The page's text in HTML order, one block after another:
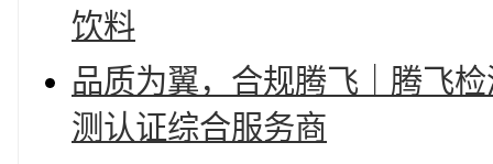
饮料
品质为翼，合规腾飞｜腾飞
测认证综合服务商